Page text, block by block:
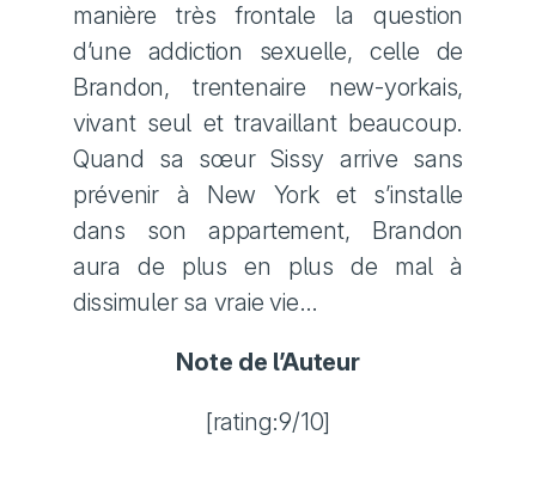
manière très frontale la question
d’une addiction sexuelle, celle de
Brandon, trentenaire new-yorkais,
vivant seul et travaillant beaucoup.
Quand sa sœur Sissy arrive sans
prévenir à New York et s’installe
dans son appartement, Brandon
aura de plus en plus de mal à
dissimuler sa vraie vie…
Note de l’Auteur
[rating:9/10]